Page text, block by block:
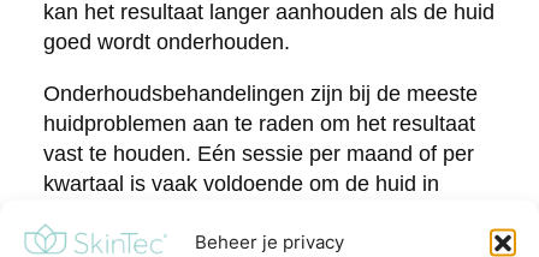
Beheer je privacy
kan het resultaat langer aanhouden als de huid
goed wordt onderhouden.
Onderhoudsbehandelingen zijn bij de meeste
huidproblemen aan te raden om het resultaat
vast te houden. Eén sessie per maand of per
kwartaal is vaak voldoende om de huid in
klachten te voorkomen. Factoren zoals